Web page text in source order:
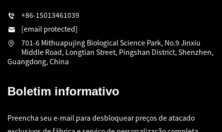
+86-15013461039
[email protected]
701-6 Mithuapujing Biological Science Park, No.9 Jinxiu
Middle Road, Longtian Street, Pingshan District, Shenzhen,
Guangdong, China
Boletim informativo
Preencha seu e-mail para desbloquear preços de atacado